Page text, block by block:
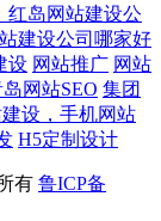
红岛网站建设公
建设公司哪家好
设 网站推广 网站
网站SEO 集团
建设，手机网站
H5定制设计
有 鲁ICP备